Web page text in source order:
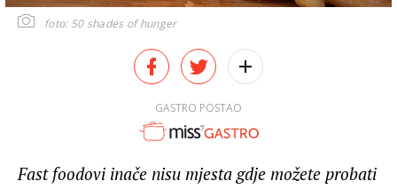
foto: 50 shades of hunger
GASTRO POSTAO
Fast foodovi inače nisu mjesta gdje možete probati